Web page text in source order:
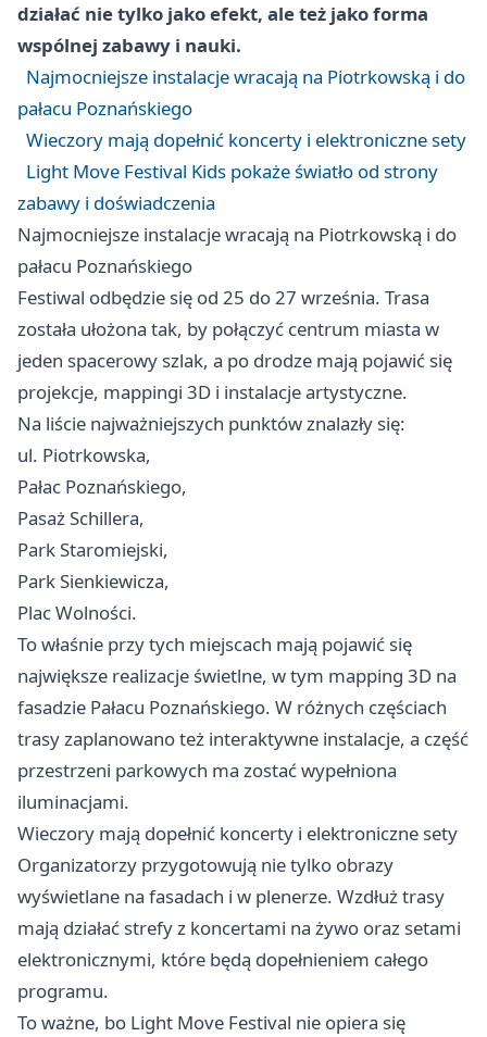
działać nie tylko jako efekt, ale też jako forma
wspólnej zabawy i nauki.
Najmocniejsze instalacje wracają na Piotrkowską i do
pałacu Poznańskiego
Wieczory mają dopełnić koncerty i elektroniczne sety
Light Move Festival Kids pokaże światło od strony
zabawy i doświadczenia
Najmocniejsze instalacje wracają na Piotrkowską i do
pałacu Poznańskiego
Festiwal odbędzie się od 25 do 27 września. Trasa
została ułożona tak, by połączyć centrum miasta w
jeden spacerowy szlak, a po drodze mają pojawić się
projekcje, mappingi 3D i instalacje artystyczne.
Na liście najważniejszych punktów znalazły się:
ul. Piotrkowska,
Pałac Poznańskiego,
Pasaż Schillera,
Park Staromiejski,
Park Sienkiewicza,
Plac Wolności.
To właśnie przy tych miejscach mają pojawić się
największe realizacje świetlne, w tym mapping 3D na
fasadzie Pałacu Poznańskiego. W różnych częściach
trasy zaplanowano też interaktywne instalacje, a część
przestrzeni parkowych ma zostać wypełniona
iluminacjami.
Wieczory mają dopełnić koncerty i elektroniczne sety
Organizatorzy przygotowują nie tylko obrazy
wyświetlane na fasadach i w plenerze. Wzdłuż trasy
mają działać strefy z koncertami na żywo oraz setami
elektronicznymi, które będą dopełnieniem całego
programu.
To ważne, bo Light Move Festival nie opiera się